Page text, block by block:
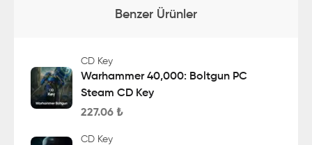
Benzer Ürünler
CD Key
Warhammer 40,000: Boltgun PC
Steam CD Key
227.06 ₺
CD Key